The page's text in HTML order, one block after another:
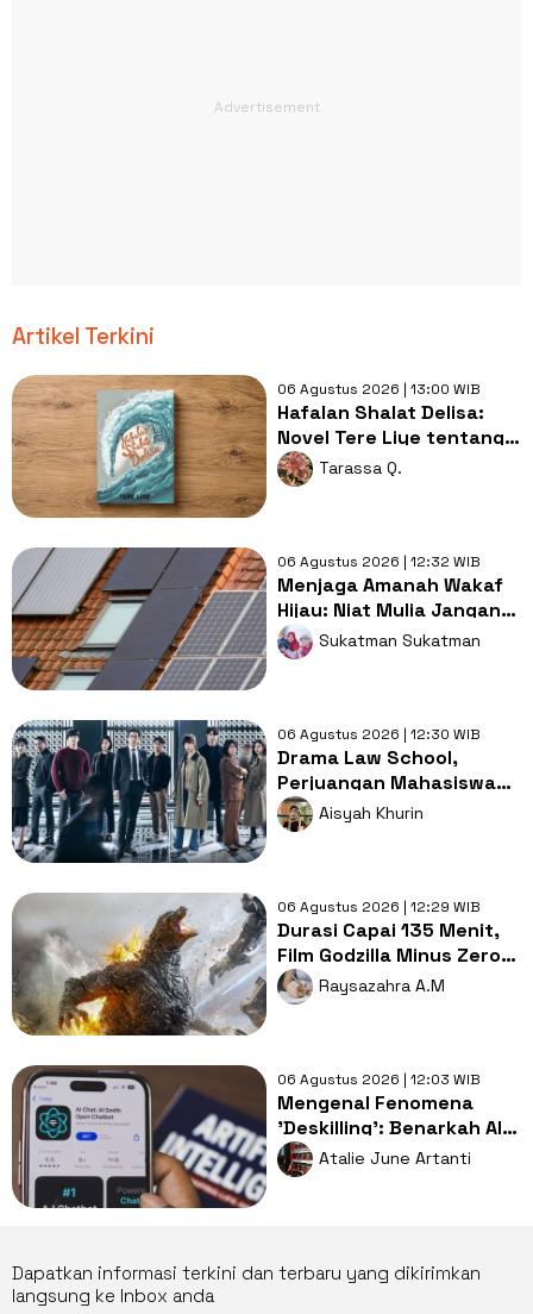
Artikel Terkini
06 Agustus 2026 | 13:00 WIB
Hafalan Shalat Delisa:
Novel Tere Liye tentang
Tsunami Aceh dan
Keikhlasan
Tarassa Q.
06 Agustus 2026 | 12:32 WIB
Menjaga Amanah Wakaf
Hijau: Niat Mulia Jangan
Mangkrak di Atap Masjid
Sukatman Sukatman
06 Agustus 2026 | 12:30 WIB
Drama Law School,
Perjuangan Mahasiswa
Hukum Membongkar
Misteri Pembunuhan
Aisyah Khurin
06 Agustus 2026 | 12:29 WIB
Durasi Capai 135 Menit,
Film Godzilla Minus Zero
Pecahkan Rekor
Franchise
Raysazahra A.M
06 Agustus 2026 | 12:03 WIB
Mengenal Fenomena
'Deskilling': Benarkah AI
Perlahan Menurunkan
Keterampilan Berpikir
Atalie June Artanti
Dapatkan informasi terkini dan terbaru yang dikirimkan
langsung ke Inbox anda